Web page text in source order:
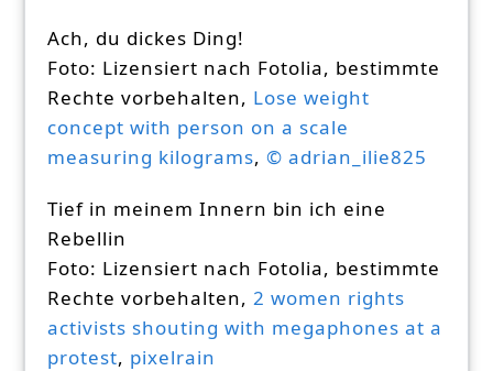
Ach, du dickes Ding!
Foto: Lizensiert nach Fotolia, bestimmte
Rechte vorbehalten, Lose weight
concept with person on a scale
measuring kilograms,© adrian_ilie825
Tief in meinem Innern bin ich eine
Rebellin
Foto: Lizensiert nach Fotolia, bestimmte
Rechte vorbehalten,2 women rights
activists shouting with megaphones at a
protest, pixelrain